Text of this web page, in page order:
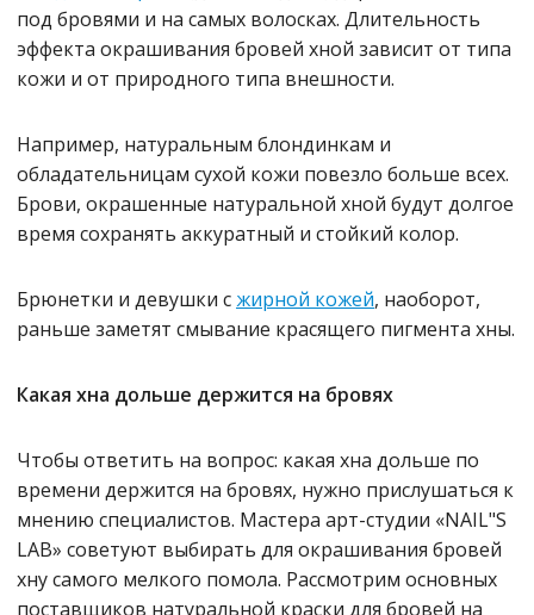
под бровями и на самых волосках. Длительность
эффекта окрашивания бровей хной зависит от типа
кожи и от природного типа внешности.
Например, натуральным блондинкам и
обладательницам сухой кожи повезло больше всех.
Брови, окрашенные натуральной хной будут долгое
время сохранять аккуратный и стойкий колор.
Брюнетки и девушки сжирной кожей, наоборот,
раньше заметят смывание красящего пигмента хны.
Какая хна дольше держится на бровях
Чтобы ответить на вопрос: какая хна дольше по
времени держится на бровях, нужно прислушаться к
мнению специалистов. Мастера арт-студии «NAIL"S
LAB» советуют выбирать для окрашивания бровей
хну самого мелкого помола. Рассмотрим основных
поставщиков натуральной краски для бровей на